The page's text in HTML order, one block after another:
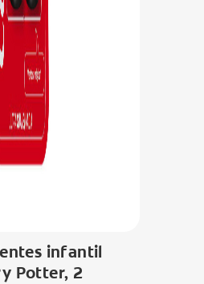
infantil
Potter, 2